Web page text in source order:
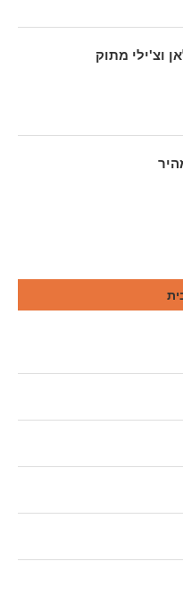
וצ'ילי מתוק